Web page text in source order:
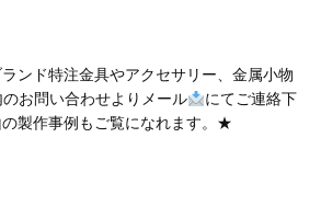
ンド特注金具やアクセサリー、金属小物
お問い合わせよりメール
にてご連絡下
製作事例もご覧になれます。★